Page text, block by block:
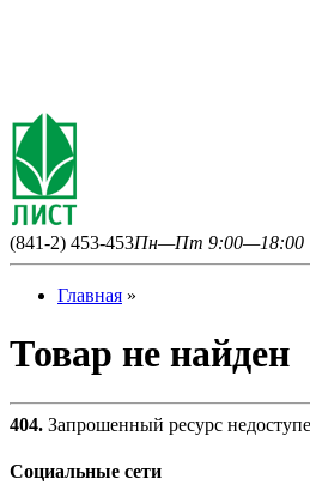
(841-2) 453-453Пн—Пт 9:00—18:00
Главная »
Товар не найден
404. Запрошенный ресурс
Социальные сети